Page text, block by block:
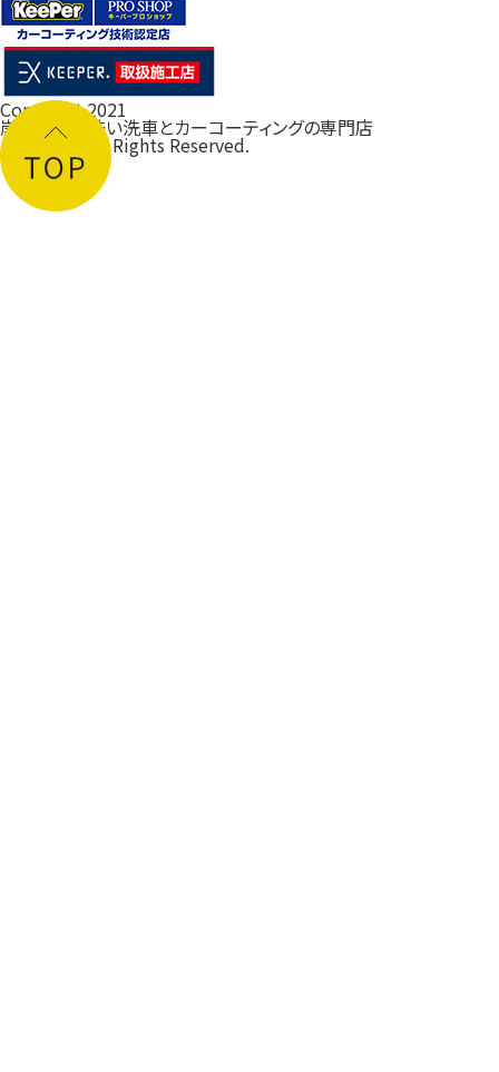
Copyright 2021
岸和田の手洗い洗車とカーコーティングの専門店
ルフレ大阪 All Rights Reserved.